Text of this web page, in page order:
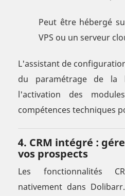
Peut être hébergé
VPS ou un serveur
L'assistant de
du paramétrage de la
l'activation des
compétences techniques
4. CRM intégré :
vos prospects
Les fonctionnalités
nativement dans